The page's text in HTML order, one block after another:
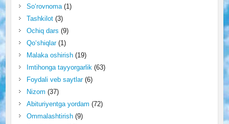
So‘rovnoma(1)
Tashkilot(3)
Ochiq dars (9)
Qo‘shiqlar(1)
Malaka oshirish(19)
Imtihonga tayyorgarlik(63)
Foydali veb saytlar(6)
Nizom (37)
Abituriyentga yordam (72)
Ommalashtirish(9)